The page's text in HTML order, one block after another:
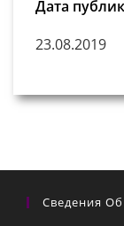
Дата
23.08.2019
Сведения